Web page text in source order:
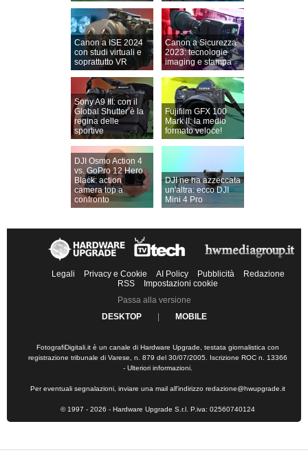
Canon a ISE 2024
con studi virtuali e
soprattutto VR
Canon a Sicurezza
2023: tecnologie
imaging e stampa
Sony A9 III: con il
Global Shutter è la
regina delle
sportive
Fujifilm GFX 100
Mark II: la medio
formato veloce!
DJI Osmo Action 4
vs. GoPro 12 Hero
Black: action
camera top a
confronto
DJI ne ha azzeccata
un'altra: ecco DJI
Mini 4 Pro
Legali Privacy e Cookie AI Policy Pubblicità
Redazione
RSS
Impostazioni cookie
Passa alla versione
DESKTOP
MOBILE
FotografiDigitali.it è un canale di Hardware Upgrade, testata giornalistica con
registrazione tribunale di Varese, n. 879 del 30/07/2005. Iscrizione ROC n. 13366
- Ulteriori informazioni.
Per eventuali segnalazioni, inviare una mail all'indirizzo redazione@hwupgrade.it
© 1997 - 2026 - Hardware Upgrade S.r.l. P.iva: 02560740124